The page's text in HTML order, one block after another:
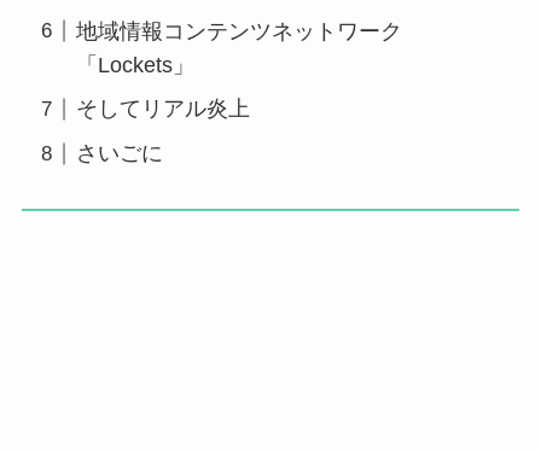
地域情報コンテンツネットワーク
「Lockets」
そしてリアル炎上
さいごに